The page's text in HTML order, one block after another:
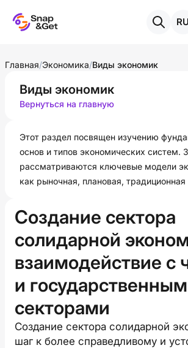
RU
Главная/Экономика/Виды экономик
Виды экономик
Вернуться на главную
Этот раздел посвящен изучению
основ и типов экономических систем.
рассматриваются ключевые модели
как рыночная, плановая,
Создание сектора
солидарной
взаимодействие с
и государственным
секторами
Создание сектора солидарной
шаг к более справедливому и